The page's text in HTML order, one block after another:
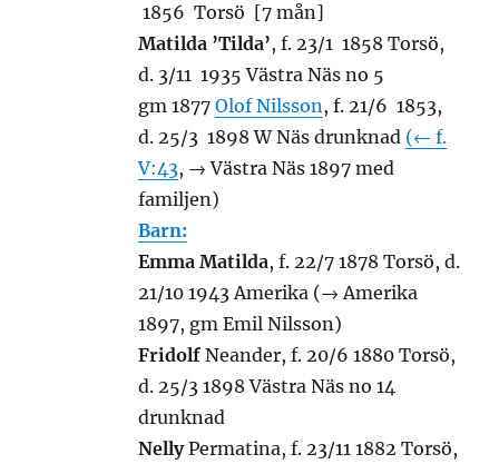
1856 Torsö [7 mån]
Matilda ’Tilda’, f. 23/1 1858 Torsö,
d. 3/11 1935 Västra Näs no 5
gm 1877Olof Nilsson, f. 21/6 1853,
d. 25/3 1898 W Näs drunknad (← f.
V:43, → Västra Näs 1897 med
familjen)
Barn:
Emma Matilda, f. 22/7 1878 Torsö, d.
21/10 1943 Amerika (→ Amerika
1897, gm Emil Nilsson)
Fridolf Neander, f. 20/6 1880 Torsö,
d. 25/3 1898 Västra Näs no 14
drunknad
NellyPermatina, f. 23/11 1882 Torsö,